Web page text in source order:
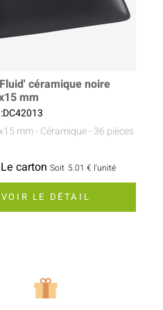
céramique noire
mm
mm- Céramique- 36 pièces
carton Soit 5.01 € l'unité
VOIR LE DÉTAIL